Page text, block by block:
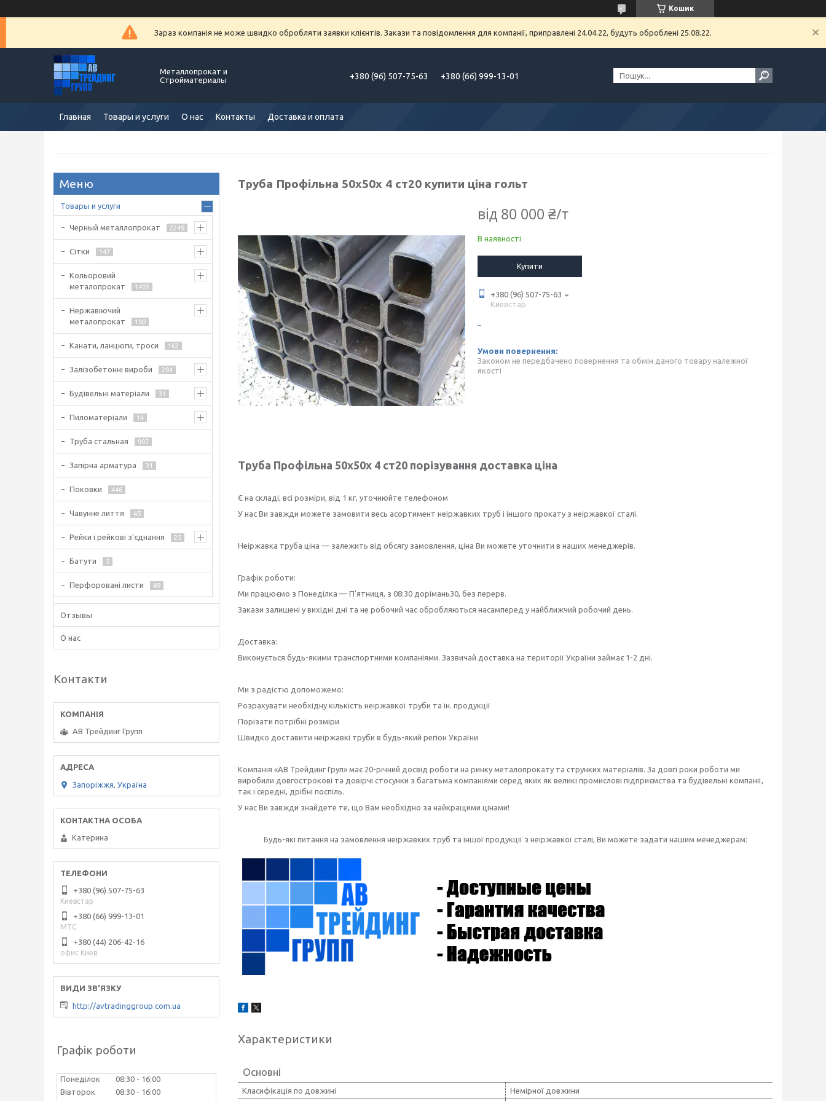
Кошик
Зараз компанія не може швидко обробляти заявки клієнтів. Закази та повідомлення для компанії, приправлені 24.04.22, будуть оброблені 25.08.22.
Металлопрокат и
Стройматериалы
+380 (96) 507-75-63 +380 (66) 999-13-01
Главная Товары и услуги О нас Контакты Доставка и оплата
Труба Профільна 50х50х 4 ст20 купити ціна гольт
від 80 000 ₴/т
В наявності
Купити
+380 (96) 507-75-63
Киевстар
Законом не передбачено повернення та обмін даного товару належної
якості
Труба Профільна 50х50х 4 ст20 порізування доставка ціна
Є на складі, всі розміри, від 1 кг, уточнюйте телефоном
У нас Ви завжди можете замовити весь асортимент неіржавких труб і іншого прокату з неіржавкої сталі.
Неіржавка труба ціна — залежить від обсягу замовлення, ціна Ви можете уточнити в наших менеджерів.
Графік роботи:
Ми працюємо з Понеділка — П'ятниця, з 08:30 дорімань30, без перерв.
Закази залишені у вихідні дні та не робочий час обробляються насамперед у найближчий робочий день.
Доставка:
Виконується будь-якими транспортними компаніями. Зазвичай доставка на території України займає 1-2 дні.
Ми з радістю допоможемо:
Розрахувати необхідну кількість неіржавкої труби та ін. продукції
Порізати потрібні розміри
Швидко доставити неіржавкі труби в будь-який регіон України
Компанія «АВ Трейдинг Груп» має 20-річний досвід роботи на ринку металопрокату та струнких матеріалів. За довгі роки роботи ми
виробили довгострокові та довірчі стосунки з багатьма компаніями серед яких як великі промислові підприємства та будівельні компанії,
так і середні, дрібні поспіль.
У нас Ви завжди знайдете те, що Вам необхідно за найкращими цінами!
Будь-які питання на замовлення неіржавких труб та іншої продукції з неіржавкої сталі, Ви можете задати нашим менеджерам:
Характеристики
Основні
Класифікація по довжині Немірної довжини
Товары и услуги
Черный металлопрокат 2249
Сітки 147
Кольоровий
металопрокат
1403
Нержавіючий
металопрокат
190
Канати, ланцюги, троси 162
Залізобетонні вироби 284
Будівельні матеріали 31
Пиломатеріали 14
Труба стальная 907
Запірна арматура 31
Поковки 446
Чавунне лиття 45
Рейки і рейкові з'єднання 25
Батути 5
Перфоровані листи 49
Отзывы
О нас
Контакти
АВ Трейдинг Групп
Запоріжжя, Україна
Катерина
+380 (96) 507-75-63
Киевстар
+380 (66) 999-13-01
МТС
+380 (44) 206-42-16
офис Киев
http://avtradinggroup.com.ua
Графік роботи
Понеділок 08:30
16:00
Вівторок
08:30
16:00